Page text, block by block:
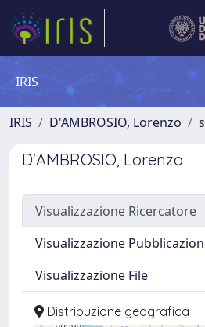
IRIS
IRIS D'AMBROSIO, Lorenzo
D'AMBROSIO, Lorenzo
Visualizzazione Ricercatore
Visualizzazione
Visualizzazione File
Distribuzione geografica